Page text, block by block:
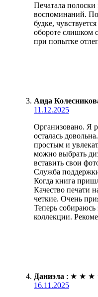
Печатала полоски
воспоминаний.
будке,
обороте слишком
при попытке
Аида
11.12.2025
Организовано. Я
осталась
простым и
можно выбрать
вставить свои
Служба
Когда книга
Качество печати
четкие. Очень
Теперь собираюсь
коллекции.
Даниэла : ★ ★ ★
16.11.2025